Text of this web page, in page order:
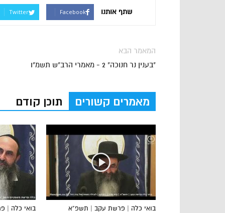
שתף אותנו Facebook
Twitter
המאמר הבא
"בענין נר חנוכה" 2 - מאמרי הרב"ש תשמ"ו
מאמרים קשורים תוכן קודם
בואי כלה | בואי כלה | פרשת עקב | תשפ”א